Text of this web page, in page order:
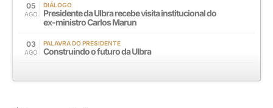
05
AGO
DIÁLOGO
Presidente da Ulbra recebe visita institucional do
ex-ministro Carlos Marun
03
AGO
PALAVRA DO PRESIDENTE
Construindo o futuro da Ulbra